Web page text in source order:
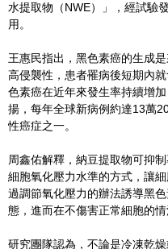
水提取物（NWE）」，經試驗
用。
王惠民指出，黑色素癌的生成
高侵襲性，患者罹病後短期內
色素癌在近年來發生率持續增
揚，每年全球新病例約達13萬
性癌症之一。
周鑫佑解釋，納豆提取物可抑
細胞氧化壓力水準的方式，讓
過調節氧化壓力的辦法誘導黑
態，進而在不傷害正常細胞的情
研究團隊認為，不論是冷凍乾